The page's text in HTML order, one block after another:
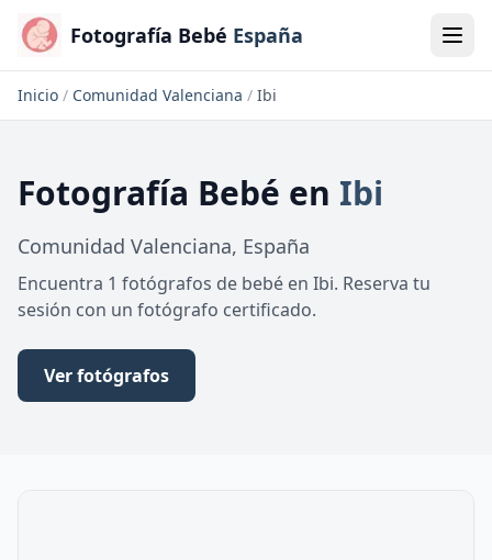
Fotografía Bebé España
Inicio / Comunidad Valenciana / Ibi
Fotografía Bebé en Ibi
Comunidad Valenciana, España
Encuentra 1 fotógrafos de bebé en Ibi. Reserva tu
sesión con un fotógrafo certificado.
Ver fotógrafos